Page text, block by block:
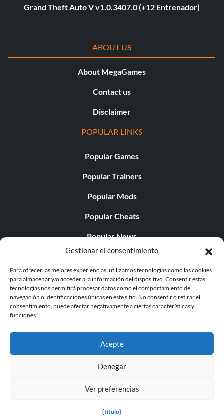
Gestionar el consentimiento
Para ofrecer las mejores experiencias, utilizamos tecnologías como las cookies
para almacenar y/o acceder a la información del dispositivo. Consentir estas
tecnologías nos permitirá procesar datos como el comportamiento de
navegación o identificaciones únicas en este sitio. No consentir o retirar el
consentimiento, puede afectar negativamente a ciertas características y
funciones.
Acepte
Denegar
Ver preferencias
{título}
Grand Theft Auto V v1.0.3407.0 (+12 Entrenador)
ABOUT US
About MegaGames
Contact us
Disclaimer
POPULAR LINKS
Popular Games
Popular Trainers
Popular Mods
Popular Cheats
Popular News
Popular Editorials
Popular Free Games
LATEST UPDATES
© 1998 - 2026 MegaGames.com All rights reserved
Settings